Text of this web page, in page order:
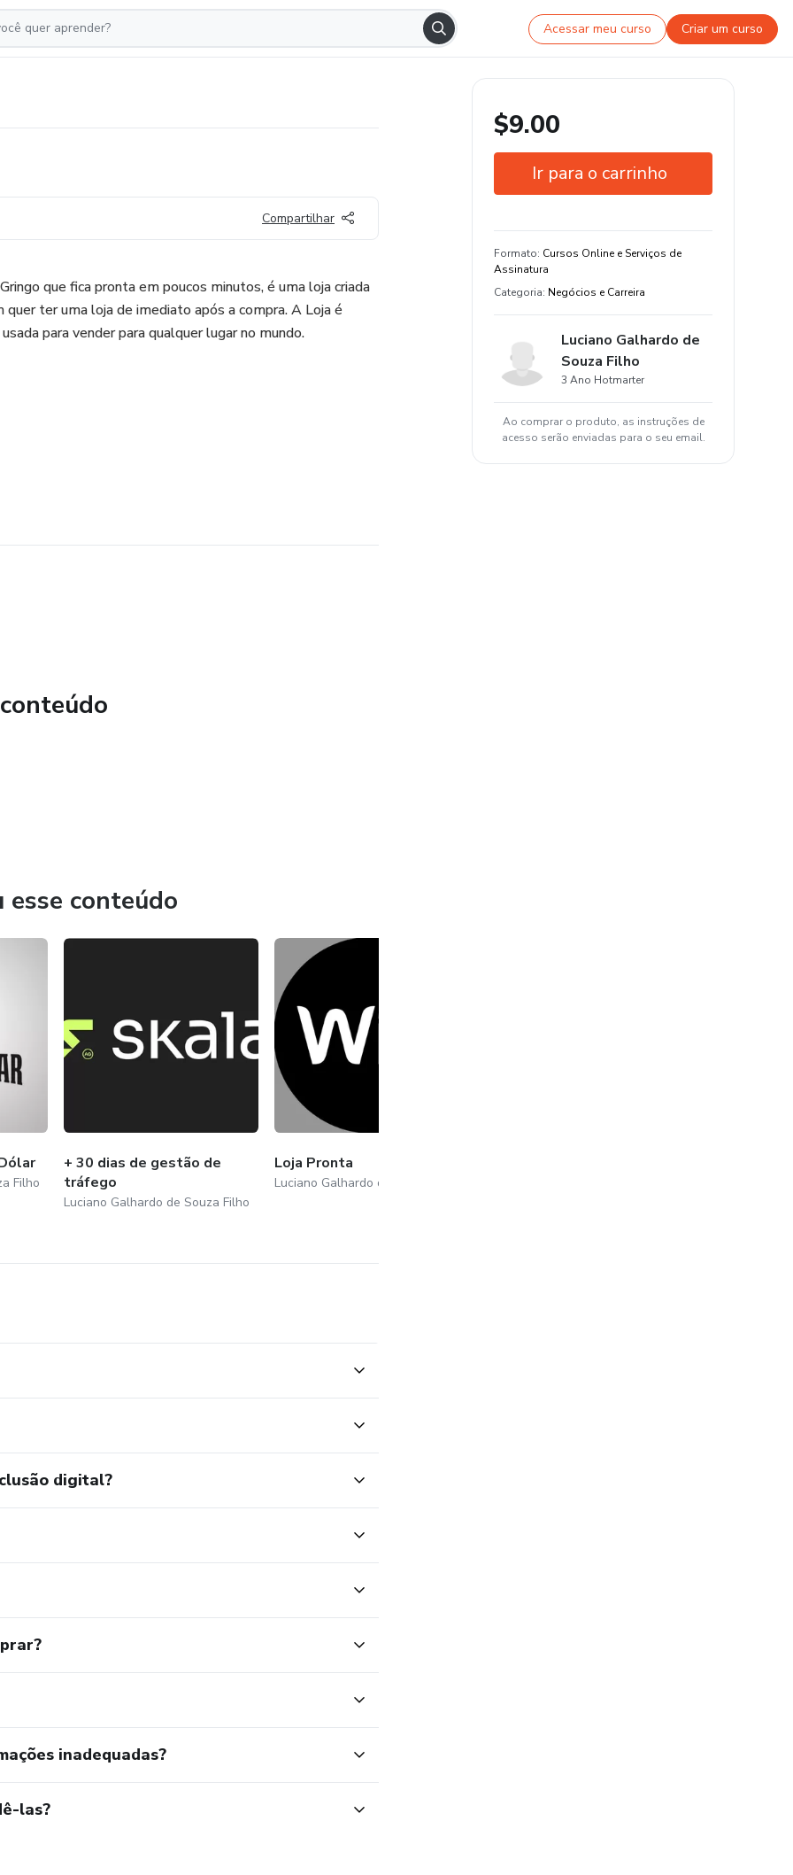
Acessar meu curso Criar um curso
Compartilhar
que fica pronta em poucos minutos, é uma loja criada
quer ter uma loja de imediato após a compra. A Loja é
para vender para qualquer lugar no mundo.
conteúdo
Filho
+ 30 dias de gestão de
tráfego
Luciano Galhardo de Souza Filho
Loja Pronta
Luciano Galhardo de Souza Filho
digital?
inadequadas?
las?
$9.00
Ir para o carrinho
Formato: Cursos Online e Serviços de
Assinatura
Categoria: Negócios e Carreira
Luciano Galhardo de
Souza Filho
3 Ano Hotmarter
Ao comprar o produto, as instruções de
acesso serão enviadas para o seu email.